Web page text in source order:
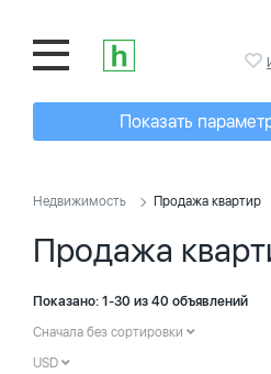
Показать
Недвижимость Продажа квартир
Продажа
Показано: 1-30 из 40 объявлений
Сначала без сортировки
USD